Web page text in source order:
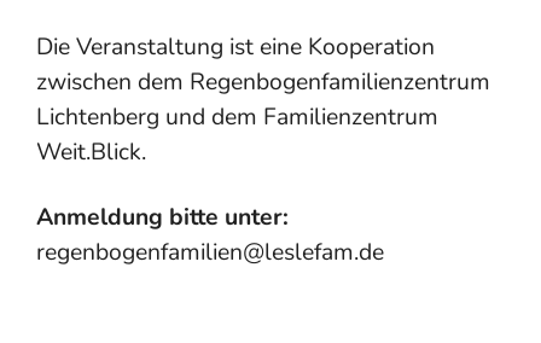
Die Veranstaltung ist eine Kooperation
zwischen dem Regenbogenfamilienzentrum
Lichtenberg und dem Familienzentrum
Weit.Blick.
Anmeldung bitte unter:
regenbogenfamilien@leslefam.de